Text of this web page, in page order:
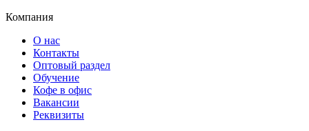
Компания
О нас
Контакты
Оптовый раздел
Обучение
Кофе в офис
Вакансии
Реквизиты